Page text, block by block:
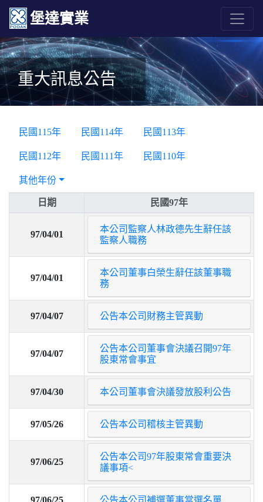
堡達實業
重大訊息公告
民國115年 民國114年 民國113年
民國112年 民國111年 民國110年
其他年份
日期 民國97年
97/04/01
本公司監察人林政德先生辭任該
監察人職務
97/04/01
本公司董事白榮生辭任該董事職
務
97/04/07 公告本公司財務主管異動
97/04/07
公告本公司董事會決議召開97年
股東常會事宜
97/04/30 本公司董事會決議發放股利公告
97/05/26 公告本公司稽核主管異動
97/06/25
公告本公司97年股東常會重要決
議事項<
97/06/25 公告本公司補選董事當選名單